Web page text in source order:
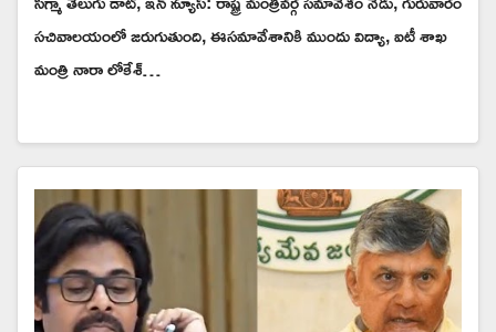
సచివాలయంలో జరుగుతుంది, ఈసమావేశానికి ముందు విద్యా, ఐటీ శాఖ
మంత్రి నారా లోకేశ్…